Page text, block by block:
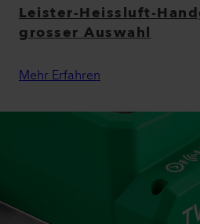
Leister-Heissluft-
grosser Auswahl
Mehr Erfahren